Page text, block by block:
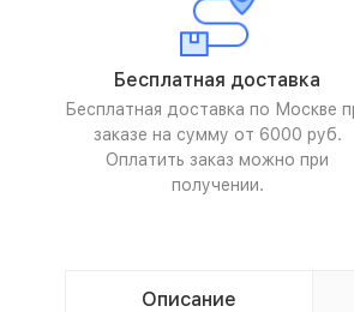
Бесплатная доставка
Бесплатная доставка по Москве
заказе на сумму от 6000 руб.
Оплатить заказ можно при
получении.
Описание